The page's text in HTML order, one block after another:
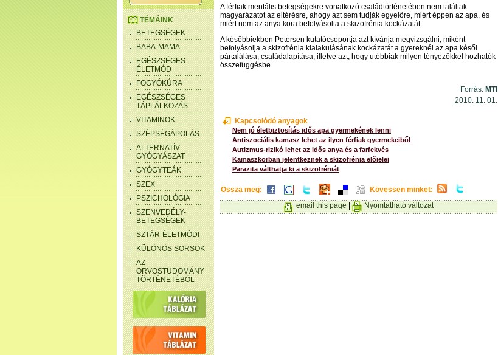
TÉMÁINK
BETEGSÉGEK
BABA-MAMA
EGÉSZSÉGES
ÉLETMÓD
FOGYÓKÚRA
EGÉSZSÉGES
TÁPLÁLKOZÁS
VITAMINOK
SZÉPSÉGÁPOLÁS
ALTERNATÍV
GYÓGYÁSZAT
GYÓGYTEÁK
SZEX
PSZICHOLÓGIA
SZENVEDÉLY-
BETEGSÉGEK
SZTÁR-ÉLETMÓDI
KÜLÖNÖS SORSOK
AZ
ORVOSTUDOMÁNY
TÖRTÉNETÉBŐL
A férfiak mentális betegségekre vonatkozó családtörténetében nem találtak
magyarázatot az eltérésre, ahogy azt sem tudják egyelőre, miért éppen az apa, és
miért nem az anya kora befolyásolta a skizofrénia kockázatát.
A későbbiekben Petersen kutatócsoportja azt kívánja megvizsgálni, miként
befolyásolja a skizofrénia kialakulásának kockázatát a gyereknél az apa késői
pártalálása, családalapítása, illetve azt, hogy utóbbiak milyen tényezőkkel hozhatók
összefüggésbe.
Forrás: MTI
2010. 11. 01.
Kapcsolódó anyagok
Nem jó életbiztosítás idős apa gyermekének lenni
Antiszociális kamasz lehet az ilyen férfiak gyermekeiből
Autizmus-rizikó lehet az idős anya és a farfekvés
Kamaszkorban jelentkeznek a skizofrénia előjelei
Parazita válthatja ki a skizofréniát
Ossza meg:
Kövessen minket:
email this page
Nyomtatható változat